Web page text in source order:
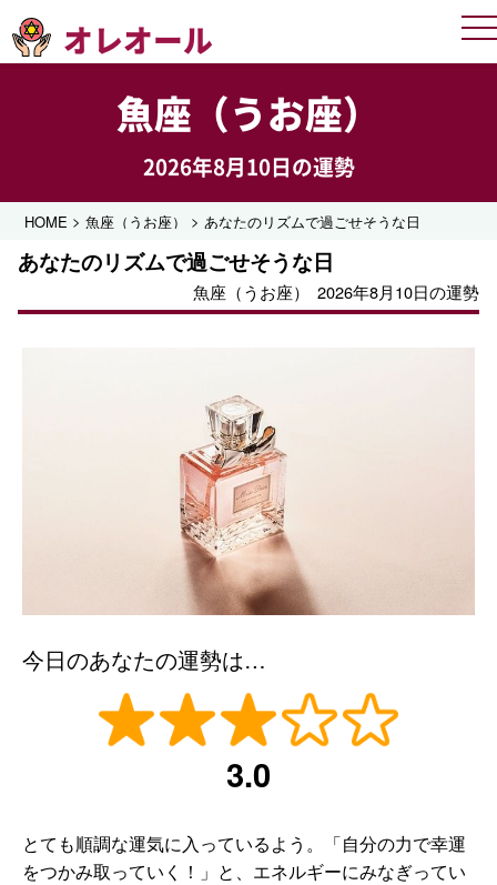
オレオール
魚座（うお座）
2026年8月10日の運勢
HOME >魚座（うお座） > あなたのリズムで過ごせそうな日
あなたのリズムで過ごせそうな日
魚座（うお座） 2026年8月10日の運勢
今日のあなたの運勢は…
3.0
とても順調な運気に入っているよう。「自分の力で幸運
をつかみ取っていく！」と、エネルギーにみなぎってい